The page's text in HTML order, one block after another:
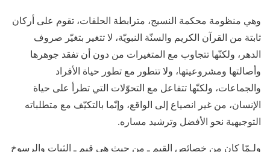
وهي منظومة محكمة النسيج، مترابطة الحلقات، تقوم على أركان
ثابتة من القرآن الكريم والسنّة النبويّة، لا تتغير بتغيّر صروف
الدهر، ولكنّها تتجاوب مع المتغيرات من دون أن تفقد جوهرها
وأصالتها ومشروعيتها، ولا تتطور مع تطور حياة الأفراد
والجماعات، ولكنّها تتفاعل مع التحوّلات التي تطرأ على حياة
الإنسان، من غير انصياع إلى الواقع، وإنّما بالتكيّف مع متطلباته
التوجيهية نحو الأفضل وترشيد مساره.
ولـمّا كان من خصائص القيم ـ من حيث هي قيم ـ الثبات والرسوخ